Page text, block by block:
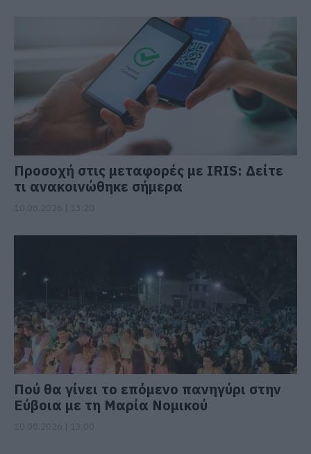
Προσοχή στις μεταφορές με IRIS: Δείτε
τι ανακοινώθηκε σήμερα
Πού θα γίνει το επόμενο πανηγύρι στην
Εύβοια με τη Μαρία Νομικού